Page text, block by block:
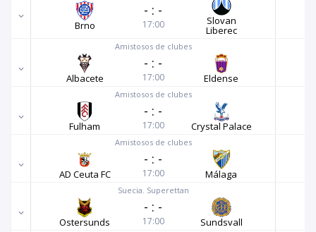
Brno
- : -
17:00 Slovan
Liberec
Amistosos de clubes
Albacete
- : -
17:00 Eldense
Amistosos de clubes
Fulham
- : -
17:00 Crystal Palace
Amistosos de clubes
AD Ceuta FC
- : -
17:00 Málaga
Suecia. Superettan
Ostersunds
- : -
17:00 Sundsvall